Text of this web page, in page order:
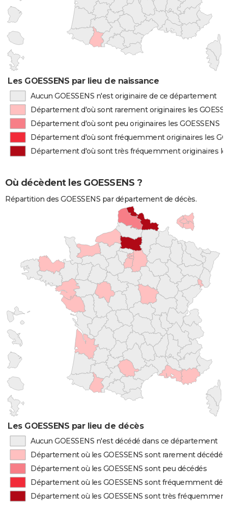
Les GOESSENS par lieu de naissance
Aucun GOESSENS n'est originaire de ce département
Département d'où sont rarement originaires les
Département d'où sont peu originaires les GOESSENS
Département d'où sont fréquemment originaires les
Département d'où sont très fréquemment originaires les
Où décèdent les GOESSENS ?
Répartition des GOESSENS par département de décès.
Les GOESSENS par lieu de décès
Aucun GOESSENS n'est décédé dans ce département
Département où les GOESSENS sont rarement décédés
Département où les GOESSENS sont peu décédés
Département où les GOESSENS sont fréquemment
Département où les GOESSENS sont très